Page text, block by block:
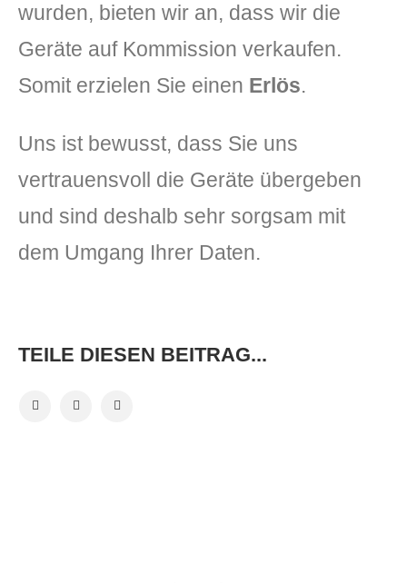
wurden, bieten wir an, dass wir die
Geräte auf Kommission verkaufen.
Somit erzielen Sie einen Erlös.
Uns ist bewusst, dass Sie uns
vertrauensvoll die Geräte übergeben
und sind deshalb sehr sorgsam mit
dem Umgang Ihrer Daten.
TEILE DIESEN BEITRAG...